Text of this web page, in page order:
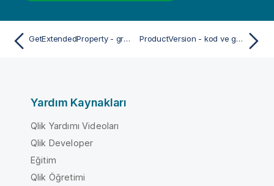
GetExtendedProperty - grafik fonksiyonu ProductVersion - kod ve grafik fonksiyonu
Yardım Kaynakları
Qlik Yardımı Videoları
Qlik Developer
Eğitim
Qlik Öğretimi